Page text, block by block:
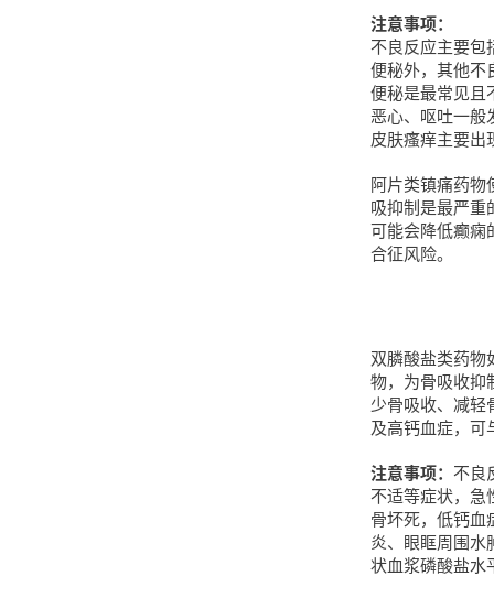
注意事项：
不良反应主要包
便秘外，其他不
便秘是最常见且
恶心、呕吐一般
皮肤瘙痒主要出
阿片类镇痛药
吸抑制是最严重
可能会降低癫痫
合征风险。
双膦酸盐类药物
物，为骨吸收抑
少骨吸收、减轻
及高钙血症，可
注意事项： 不良
不适等症状，急
骨坏死，低钙血
炎、眼眶周围水
状血浆磷酸盐水